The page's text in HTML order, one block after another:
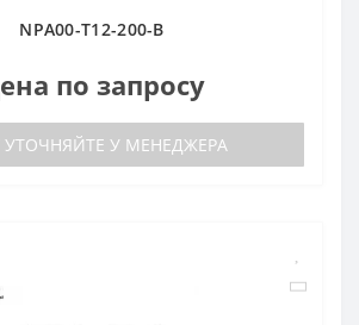
NPA00-T12-200-B
по запросу
УТОЧНЯЙТЕ У МЕНЕДЖЕРА